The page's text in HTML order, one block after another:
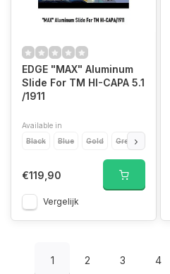
EDGE "MAX" Aluminum
Slide For TM HI-CAPA 5.1
/1911
Available in
Black
Blue Gold Green
€119,90
Vergelijk
1 2 3 4